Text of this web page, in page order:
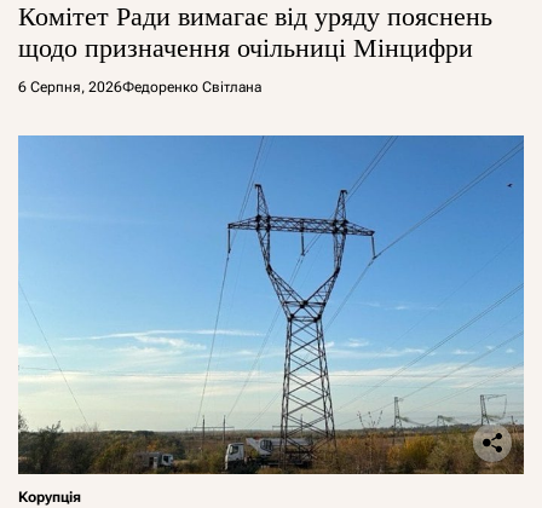
Комітет Ради вимагає від уряду пояснень
щодо призначення очільниці Мінцифри
6 Серпня, 2026Федоренко Світлана
Корупція